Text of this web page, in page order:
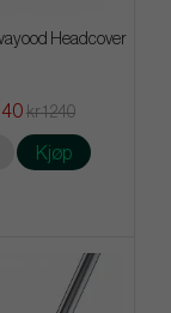
Headcover
kr 1 240
Kjøp